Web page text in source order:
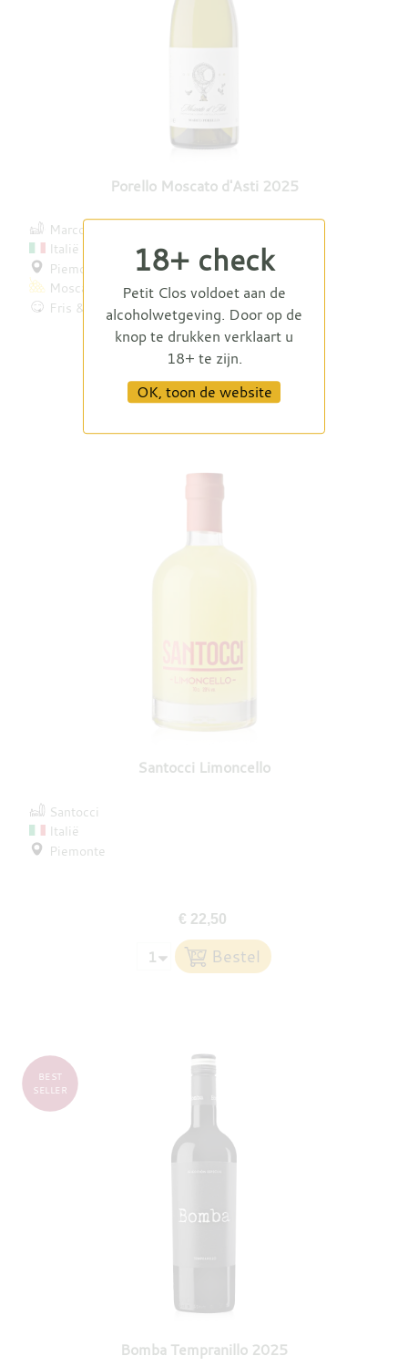
Porello Moscato d'Asti 2025
Marco Porello
Italië
Piemonte
Moscato
Fris & lichtzoet
€ 11,95
Santocci Limoncello
Santocci
Italië
Piemonte
€ 22,50
Bomba Tempranillo 2025
BEST
SELLER
18+ check
Petit Clos voldoet aan de
alcoholwetgeving. Door op de
knop te drukken verklaart u
18+ te zijn.
OK, toon de website